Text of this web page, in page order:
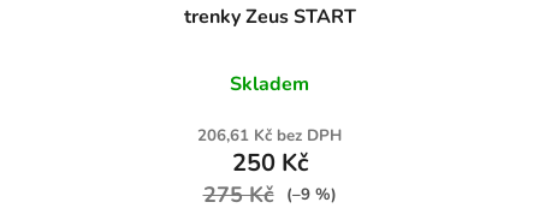
trenky Zeus START
Skladem
206,61 Kč bez DPH
250 Kč
275 Kč (–9 %)